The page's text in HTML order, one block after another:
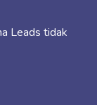
Leads tidak